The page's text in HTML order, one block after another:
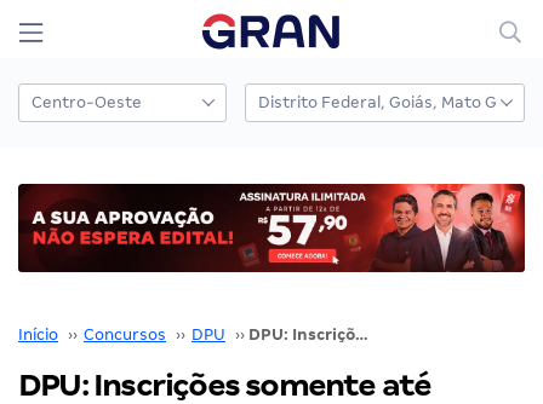
Início ›› Concursos ›› DPU ›› DPU: Inscrições somente até segunda, 11! Oportunidades para nível médio em todos os estados! Participe!
DPU: Inscrições somente até